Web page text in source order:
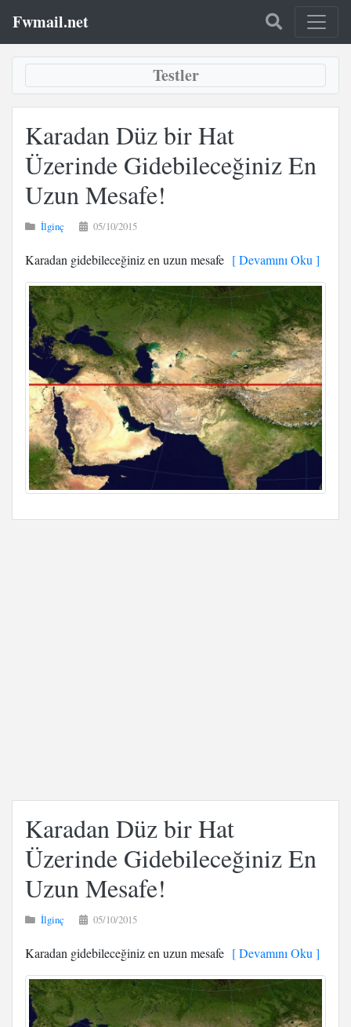
Fwmail.net
Testler
Karadan Düz bir Hat
Üzerinde Gidebileceğiniz En
Uzun Mesafe!
İlginç 05/10/2015
Karadan gidebileceğiniz en uzun mesafe [ Devamını Oku ]
Karadan Düz bir Hat
Üzerinde Gidebileceğiniz En
Uzun Mesafe!
İlginç 05/10/2015
Karadan gidebileceğiniz en uzun mesafe [ Devamını Oku ]